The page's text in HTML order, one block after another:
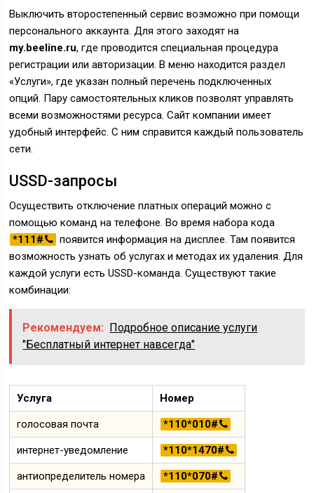
Выключить второстепенный сервис возможно при помощи
персонального аккаунта. Для этого заходят на
my.beeline.ru, где проводится специальная процедура
регистрации или авторизации. В меню находится раздел
«Услуги», где указан полный перечень подключенных
опций. Пару самостоятельных кликов позволят управлять
всеми возможностями ресурса. Сайт компании имеет
удобный интерфейс. С ним справится каждый пользователь
сети.
USSD-запросы
Осуществить отключение платных операций можно с
помощью команд на телефоне. Во время набора кода
*111#
появится информация на дисплее. Там появится
возможность узнать об услугах и методах их удаления. Для
каждой услуги есть USSD-команда. Существуют такие
комбинации:
Рекомендуем: Подробное описание услуги
"Бесплатный интернет навсегда"
Услуга Номер
голосовая почта *110*010#
интернет-уведомление *110*1470#
антиопределитель номера *110*070#